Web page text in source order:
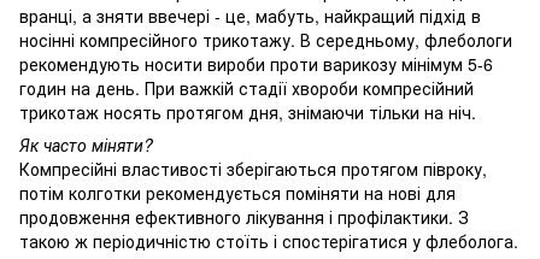
вранці, а зняти ввечері - це, мабуть, найкращий підхід в
носінні компресійного трикотажу. В середньому, флебологи
рекомендують носити вироби проти варикозу мінімум 5-6
годин на день. При важкій стадії хвороби компресійний
трикотаж носять протягом дня, знімаючи тільки на ніч.
Як часто міняти?
Компресійні властивості зберігаються протягом півроку,
потім колготки рекомендується поміняти на нові для
продовження ефективного лікування і профілактики. З
такою ж періодичністю стоїть і спостерігатися у флеболога.